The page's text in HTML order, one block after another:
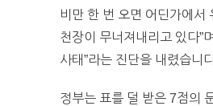
비만 한 번 오면 어딘가에서
천장이 무너져내리고 있다”
사태”라는 진단을 내렸습니
정부는 표를 덜 받은 7점의